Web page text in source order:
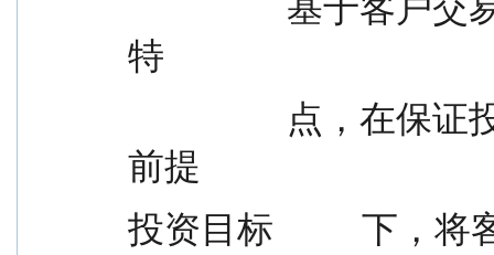
特
前提
投资目标          下，